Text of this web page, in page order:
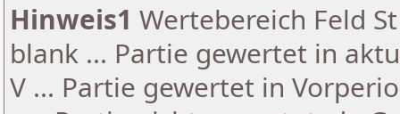
Hinweis1 Wertebereich Feld
blank ... Partie gewertet in
V ... Partie gewertet in